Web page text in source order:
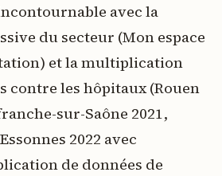
avec la
du secteur (Mon espace
et la multiplication
contre les hôpitaux (Rouen
sur-Saône 2021,
2022 avec
de données de